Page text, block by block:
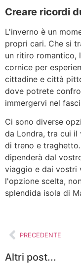
Creare ricordi
L'inverno è un
propri cari. Che si
un ritiro romantico,
cornice per
cittadine e città
dove potrete
immergervi nel
Ci sono diverse
da Londra, tra cui
di treno e
dipenderà dal
viaggio e dai vostri
l'opzione scelta,
splendida isola di
PRECEDENTE
Altri post...